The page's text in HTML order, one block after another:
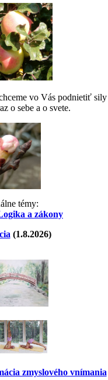
vo Vás podnietiť
o sebe a o svete.
témy:
a zákony
(1.8.2026)
zmyslového vnímania